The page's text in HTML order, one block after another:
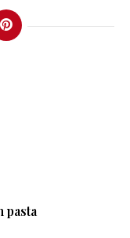
pasta